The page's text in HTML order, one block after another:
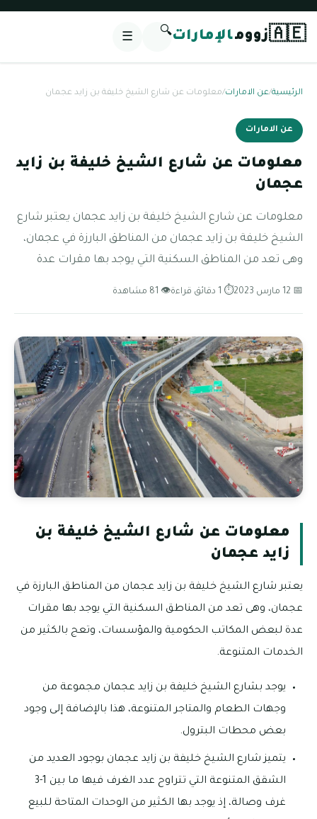
🇦🇪زوومالإمارات🔍
☰
الرئيسية/عن الامارات/معلومات عن شارع الشيخ خليفة بن زايد عجمان
عن الامارات
معلومات عن شارع الشيخ خليفة بن زايد
عجمان
معلومات عن شارع الشيخ خليفة بن زايد عجمان يعتبر شارع
الشيخ خليفة بن زايد عجمان من المناطق البارزة في عجمان،
وهى تعد من المناطق السكنية التي يوجد بها مقرات عدة
📅 12 مارس 2023 ⏱ 1 دقائق قراءة 👁 81 مشاهدة
معلومات عن شارع الشيخ خليفة بن
زايد عجمان
يعتبر شارع الشيخ خليفة بن زايد عجمان من المناطق البارزة في
عجمان، وهى تعد من المناطق السكنية التي يوجد بها مقرات
عدة لبعض المكاتب الحكومية والمؤسسات، وتعج بالكثير من
الخدمات المتنوعة.
يوجد بشارع الشيخ خليفة بن زايد عجمان مجموعة من
وجهات الطعام والمتاجر المتنوعة، هذا بالإضافة إلى وجود
بعض محطات البترول.
يتميز شارع الشيخ خليفة بن زايد عجمان بوجود العديد من
الشقق المتنوعة التي تتراوح عدد الغرف فيها ما بين 1-3
غرف وصالة، إذ يوجد بها الكثير من الوحدات المتاحة للبيع